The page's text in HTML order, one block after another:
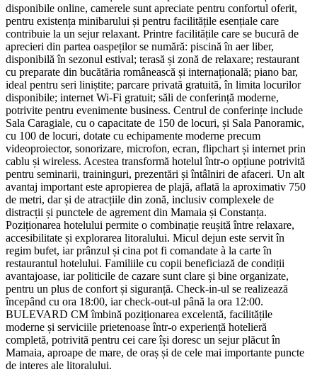
disponibile online, camerele sunt apreciate pentru confortul oferit,
pentru existența minibarului și pentru facilitățile esențiale care
contribuie la un sejur relaxant. Printre facilitățile care se bucură de
aprecieri din partea oaspeților se numără: piscină în aer liber,
disponibilă în sezonul estival; terasă și zonă de relaxare; restaurant
cu preparate din bucătăria românească și internațională; piano bar,
ideal pentru seri liniștite; parcare privată gratuită, în limita locurilor
disponibile; internet Wi‑Fi gratuit; săli de conferință moderne,
potrivite pentru evenimente business. Centrul de conferințe include
Sala Caragiale, cu o capacitate de 150 de locuri, și Sala Panoramic,
cu 100 de locuri, dotate cu echipamente moderne precum
videoproiector, sonorizare, microfon, ecran, flipchart și internet prin
cablu și wireless. Acestea transformă hotelul într-o opțiune potrivită
pentru seminarii, traininguri, prezentări și întâlniri de afaceri. Un alt
avantaj important este apropierea de plajă, aflată la aproximativ 750
de metri, dar și de atracțiile din zonă, inclusiv complexele de
distracții și punctele de agrement din Mamaia și Constanța.
Poziționarea hotelului permite o combinație reușită între relaxare,
accesibilitate și explorarea litoralului. Micul dejun este servit în
regim bufet, iar prânzul și cina pot fi comandate à la carte în
restaurantul hotelului. Familiile cu copii beneficiază de condiții
avantajoase, iar politicile de cazare sunt clare și bine organizate,
pentru un plus de confort și siguranță. Check-in-ul se realizează
începând cu ora 18:00, iar check-out-ul până la ora 12:00.
BULEVARD CM îmbină poziționarea excelentă, facilitățile
moderne și serviciile prietenoase într-o experiență hotelieră
completă, potrivită pentru cei care își doresc un sejur plăcut în
Mamaia, aproape de mare, de oraș și de cele mai importante puncte
de interes ale litoralului.